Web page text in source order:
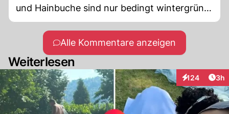
und Hainbuche sind nur bedingt wintergrün,
bzw. die Hainbuche kriegt braune bälätter,
die im Frühjahr mit austrieb dann abfallen.
Nehmt den portugiesischen kirschloorbeer,
bis zu -20° immergrün. Ein echter Europäer😎
Alle Kommentare anzeigen
Weiterlesen
124
Interaktionen
3h